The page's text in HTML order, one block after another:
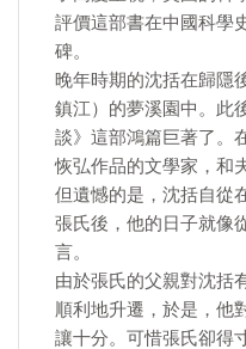
評價這部書在中國科學
碑。
晚年時期的沈括在歸隱
鎮江）的夢溪園中。此
談》這部鴻篇巨著了。
恢弘作品的文學家，和
但遺憾的是，沈括自從
張氏後，他的日子就像
言。
由於張氏的父親對沈括
順利地升遷，於是，他
讓十分。可惜張氏卻得